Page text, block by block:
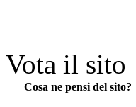
Vota il sito
Cosa ne pensi del sito?